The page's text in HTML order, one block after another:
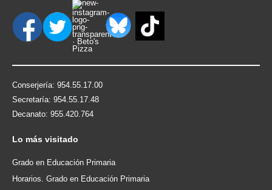
Conserjería: 954.55.17.00
Secretaría: 954.55.17.48
Decanato: 955.420.764
Lo más visitado
Grado en Educación Primaria
Horarios. Grado en Educación Primaria